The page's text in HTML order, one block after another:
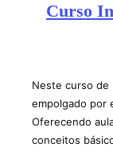
Curso
Neste curso de
empolgado por
Oferecendo
conceitos